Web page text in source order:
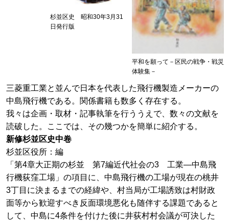
三菱重工業と並んで日本を代表した飛行機製造メーカーの
中島飛行機である。関係書籍も数多く存在する。
我々は企画・取材・記事執筆を行ううえで、数々の文献を
読破した。ここでは、その幾つかを簡単に紹介する。
新修杉並区史中卷
杉並区役所：編
「第4章大正期の杉並 第7編近代社会の3 工業―中島飛
行機荻窪工場」の項目に、中島飛行機の工場が現在の桃井
3丁目に決まるまでの経緯や、村当局が工場誘致は村財政
面等から歓迎すべき反面環境悪化も随伴する課題であると
して、中島に4条件を付けた後に井荻村村会議が可決した
杉並区史 昭和30年3月31
日発行版
平和を願って－区民の戦争・戦災
体験集－